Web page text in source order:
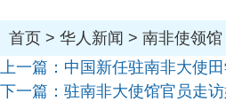
首页 > 华人新闻 > 南非使领馆
上一篇： 中国新任驻南非大使
下一篇： 驻南非大使馆官员走